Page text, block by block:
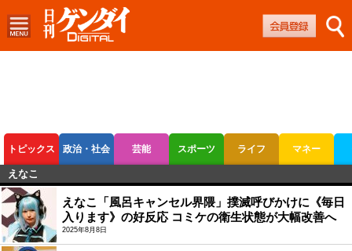
トピックス 政治・社会 芸能 スポーツ ライフ マネー
ボートレース
えなこ
えなこ「風呂キャンセル界隈」撲滅呼びかけに《毎日
入ります》の好反応 コミケの衛生状態が大幅改善へ
2025年8月8日